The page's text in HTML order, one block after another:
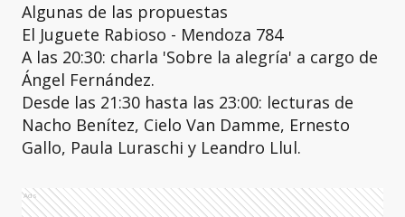
Algunas de las propuestas
El Juguete Rabioso - Mendoza 784
A las 20:30: charla 'Sobre la alegría' a cargo de
Ángel Fernández.
Desde las 21:30 hasta las 23:00: lecturas de
Nacho Benítez, Cielo Van Damme, Ernesto
Gallo, Paula Luraschi y Leandro Llul.
Ads